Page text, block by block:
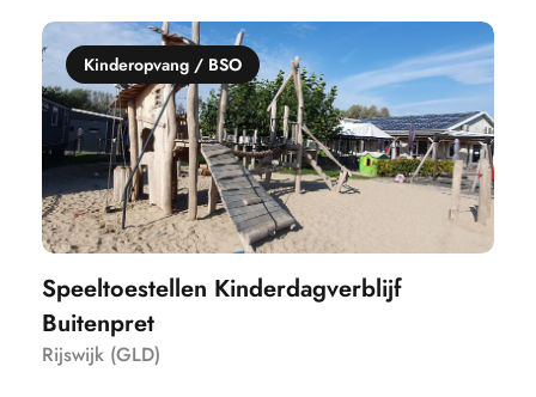
Kinderopvang / BSO
Speeltoestellen Kinderdagverblijf
Buitenpret
Rijswijk (GLD)